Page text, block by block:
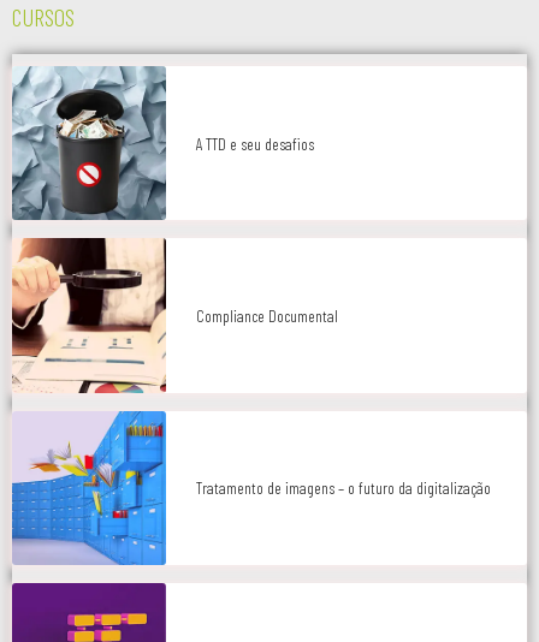
CURSOS
A TTD e seu desafios
Compliance Documental
Tratamento de imagens – o futuro da digitalização